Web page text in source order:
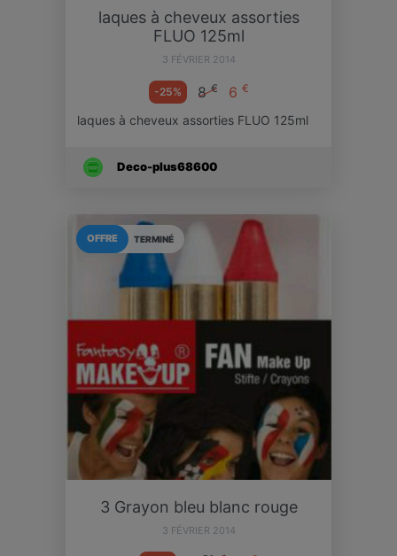
laques à cheveux assorties
FLUO 125ml
3 FÉVRIER 2014
-25% 8€ 6 €
laques à cheveux assorties FLUO 125ml
Deco-plus68600
TERMINÉ
OFFRE
3 Grayon bleu blanc rouge
3 FÉVRIER 2014